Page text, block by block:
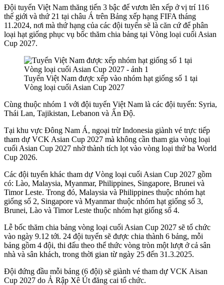
Đội tuyển Việt Nam thăng tiến 3 bậc để vươn lên xếp ở vị trí 116
thế giới và thứ 21 tại châu Á trên Bảng xếp hạng FIFA tháng
11.2024, nơi mà thứ hạng của các đội tuyển sẽ là căn cứ để phân
loại hạt giống phục vụ bốc thăm chia bảng tại Vòng loại cuối Asian
Cup 2027.
Tuyển Việt Nam được xếp vào nhóm hạt giống số 1 tại
Vòng loại cuối Asian Cup 2027
Cùng thuộc nhóm 1 với đội tuyển Việt Nam là các đội tuyển: Syria,
Thái Lan, Tajikistan, Lebanon và Ấn Độ.
Tại khu vực Đông Nam Á, ngoại trừ Indonesia giành vé trực tiếp
tham dự VCK Asian Cup 2027 mà không cần tham gia vòng loại
cuối Asian Cup 2027 nhờ thành tích lọt vào vòng loại thứ ba World
Cup 2026.
Các đội tuyển khác tham dự Vòng loại cuối Asian Cup 2027 gồm
có: Lào, Malaysia, Myanmar, Philippines, Singapore, Brunei và
Timor Leste. Trong đó, Malaysia và Philippines thuộc nhóm hạt
giống số 2, Singapore và Myanmar thuộc nhóm hạt giống số 3,
Brunei, Lào và Timor Leste thuộc nhóm hạt giống số 4.
Lễ bốc thăm chia bảng vòng loại cuối Asian Cup 2027 sẽ tổ chức
vào ngày 9.12 tới. 24 đội tuyển sẽ được chia thành 6 bảng, mỗi
bảng gồm 4 đội, thi đấu theo thể thức vòng tròn một lượt ở cả sân
nhà và sân khách, trong thời gian từ ngày 25 đến 31.3.2025.
Đội đứng đầu mỗi bảng (6 đội) sẽ giành vé tham dự VCK Aisan
Cup 2027 do Ả Rập Xê Út đăng cai tổ chức.